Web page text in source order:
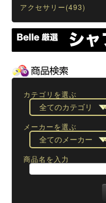
アクセサリー(493)
カテゴリを選ぶ
メーカーを選ぶ
商品名を入力